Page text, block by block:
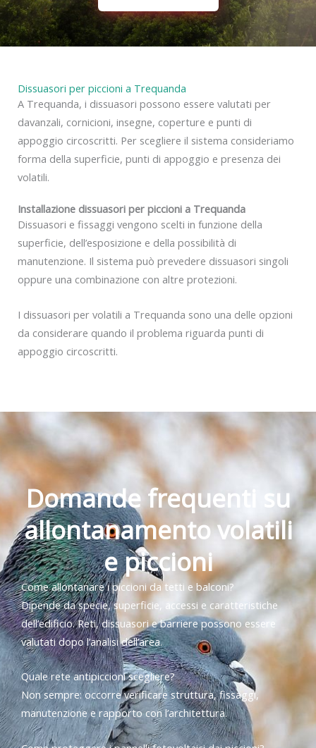
Dissuasori per piccioni a Trequanda
A Trequanda, i dissuasori possono essere valutati per
davanzali, cornicioni, insegne, coperture e punti di
appoggio circoscritti. Per scegliere il sistema consideriamo
forma della superficie, punti di appoggio e presenza dei
volatili.
Installazione dissuasori per piccioni a Trequanda
Dissuasori e fissaggi vengono scelti in funzione della
superficie, dell’esposizione e della possibilità di
manutenzione. Il sistema può prevedere dissuasori singoli
oppure una combinazione con altre protezioni.
I dissuasori per volatili a Trequanda sono una delle opzioni
da considerare quando il problema riguarda punti di
appoggio circoscritti.
Domande frequenti su
allontanamento volatili
e piccioni
Come allontanare i piccioni da tetti e balconi?
Dipende da specie, superficie, accessi e caratteristiche
dell’edificio. Reti, dissuasori e barriere possono essere
valutati dopo l’analisi dell’area.
Quale rete antipiccioni scegliere?
Non sempre: occorre verificare struttura, fissaggi,
manutenzione e rapporto con l’architettura.